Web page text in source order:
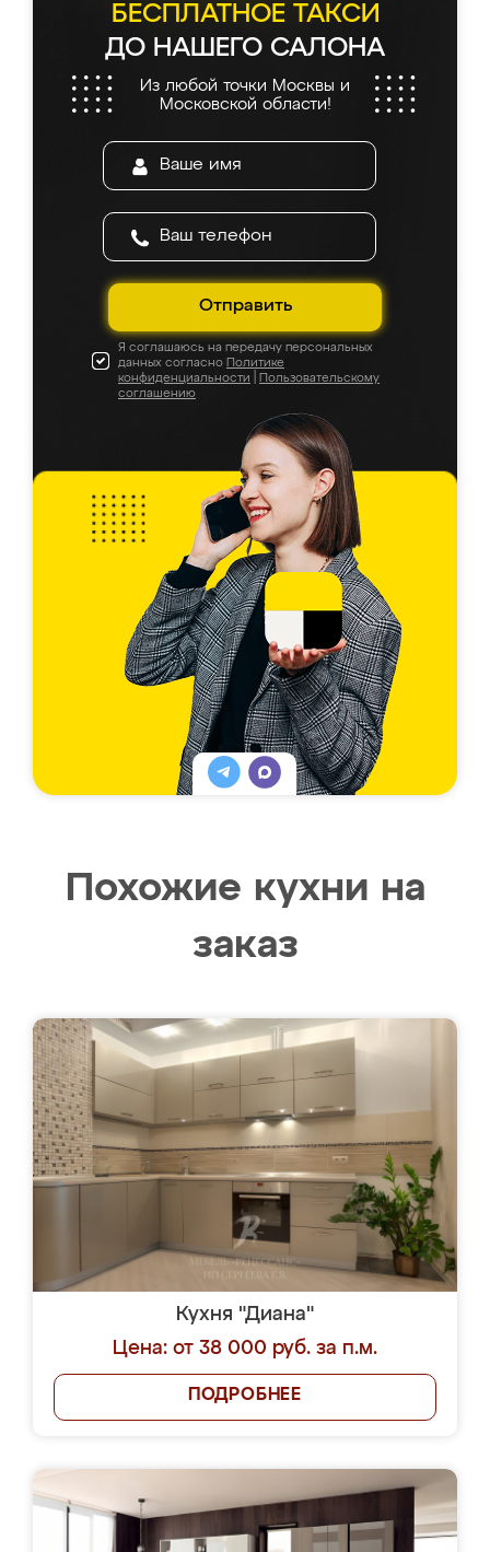
БЕСПЛАТНОЕ ТАКСИ
ДО НАШЕГО САЛОНА
Из любой точки Москвы и
Московской области!
Отправить
Я соглашаюсь на передачу персональных
данных согласно Политике
конфиденциальности
Пользовательскому
соглашению
Похожие кухни на
заказ
Кухня "Диана"
Цена: от 38 000 руб. за п.м.
ПОДРОБНЕЕ